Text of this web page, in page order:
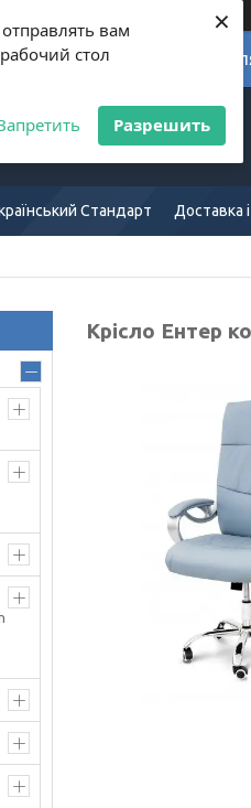
вам
стол
Разрешить
×
Супермеблі
Стандарт:
якість:
Стандарт Доставка
Крісло Ентер